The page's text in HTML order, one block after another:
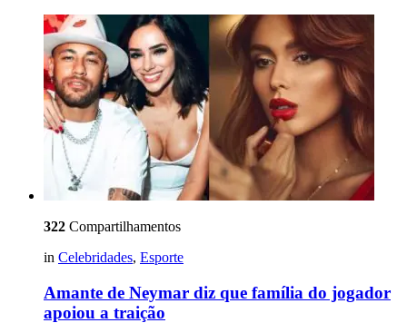
322 Compartilhamentos
in Celebridades, Esporte
Amante de Neymar diz que família do jogador
apoiou a traição